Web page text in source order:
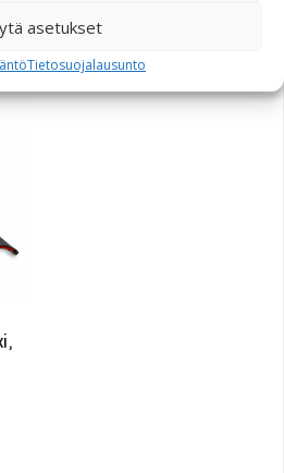
asetukset
Tietosuojalausunto